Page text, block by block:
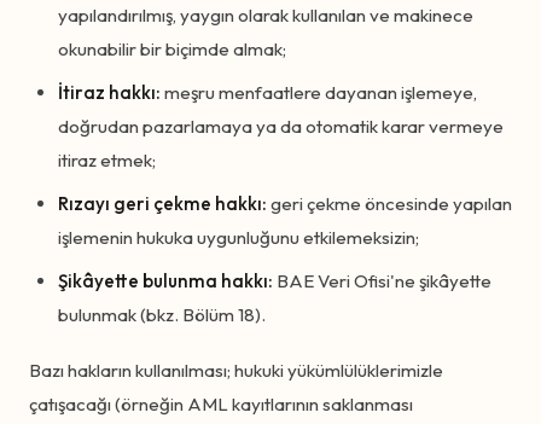
yapılandırılmış, yaygın olarak kullanılan ve makinece
okunabilir bir biçimde almak;
İtiraz hakkı: meşru menfaatlere dayanan işlemeye,
doğrudan pazarlamaya ya da otomatik karar vermeye
itiraz etmek;
Rızayı geri çekme hakkı: geri çekme öncesinde yapılan
işlemenin hukuka uygunluğunu etkilemeksizin;
Şikâyette bulunma hakkı: BAE Veri Ofisi'ne şikâyette
bulunmak (bkz. Bölüm 18).
Bazı hakların kullanılması; hukuki yükümlülüklerimizle
çatışacağı (örneğin AML kayıtlarının saklanması